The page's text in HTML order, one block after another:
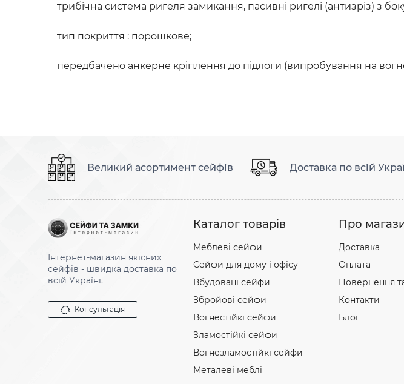
трибічна система ригеля замикання, пасивні ригелі (антизріз) з
тип покриття : порошкове;
передбачено анкерне кріплення до підлоги (випробування на
Великий асортимент сейфів Доставка по всій
Інтернет-магазин якісних
сейфів - швидка доставка по
всій Україні.
Консультація
Каталог товарів
Меблеві сейфи
Сейфи для дому і офісу
Вбудовані сейфи
Збройові сейфи
Вогнестійкі сейфи
Зламостійкі сейфи
Вогнезламостійкі сейфи
Металеві меблі
Про
Доставка
Оплата
Повернення
Контакти
Блог